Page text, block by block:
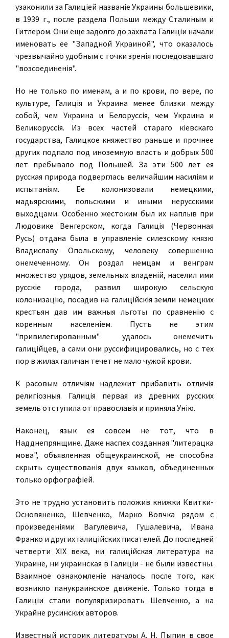
узаконили за Галицiей названiе Украины большевики,
в 1939 г., после раздела Польши между Сталиным и
Гитлером. Они еще задолго до захвата Галицiи начали
именовать ее "Западной Украиной", что оказалось
чрезвычайно удобным с точки зренiя последовавшаго
"возсоединенiя".
Но не только по именам, а и по крови, по вере, по
культуре, Галицiя и Украина менее близки между
собой, чем Украина и Белоруссiя, чем Украина и
Великоруссiя. Из всех частей стараго кiевскаго
государства, Галицкое княжество раньше и прочнее
других подпало под иноземную власть и добрых 500
лет пребывало под Польшей. За эти 500 лет ея
русская природа подверглась величайшим насилiям и
испытанiям. Ее колонизовали немецкими,
мадьярскими, польскими и иными нерусскими
выходцами. Особенно жестоким был их наплыв при
Людовике Венгерском, когда Галицiя (Червонная
Русь) отдана была в управленiе силезскому князю
Владиславу Опольскому, человеку совершенно
онемеченному. Он роздал немцам и венграм
множество урядов, земельных владенiй, населил ими
русскiе города, развил широкую сельскую
колонизацiю, посадив на галицiйскiя земли немецких
крестьян дав им важныя льготы по сравненiю с
коренным населенiем. Пусть не этим
"привилегированным" удалось онемечить
галицiйцев, а сами они руссифицировались, но с тех
пор в жилах галичан течет не мало чужой крови.
К расовым отличiям надлежит прибавить отличiя
религiозныя. Галицiя первая из древних русских
земель отступила от православiя и приняла Унiю.
Наконец, язык ея совсем не тот, что в
Надднепрянщине. Даже наспех созданная "литерацка
мова", объявленная общеукраинской, не способна
скрыть существованiя двух языков, объединенных
только орфографiей.
Это не трудно установить положив книжки Квитки-
Основяненко, Шевченко, Марко Вовчка рядом с
произведенiями Вагулевича, Гушалевича, Ивана
Франко и других галицiйских писателей. До последней
четверти XIX века, ни галицiйская литература на
Украине, ни украинская в Галицiи - не были известны.
Взаимное ознакомленiе началось после того, как
возникло панукраинское движенiе. Только тогда в
Галицiи стали популяризировать Шевченко, а на
Украйне русинских авторов.
Известный историк литературы А. Н. Пыпин в свое